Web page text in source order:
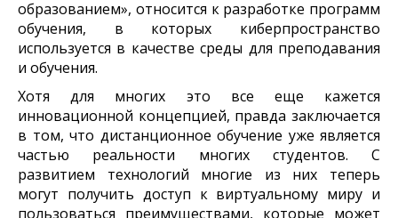
образованием», относится к разработке программ
обучения, в которых киберпространство
используется в качестве среды для преподавания
и обучения.
Хотя для многих это все еще кажется
инновационной концепцией, правда заключается
в том, что дистанционное обучение уже является
частью реальности многих студентов. С
развитием технологий многие из них теперь
могут получить доступ к виртуальному миру и
пользоваться преимуществами, которые может